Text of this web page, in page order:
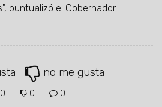
puntualizó el Gobernador.
no me gusta
0 0 0